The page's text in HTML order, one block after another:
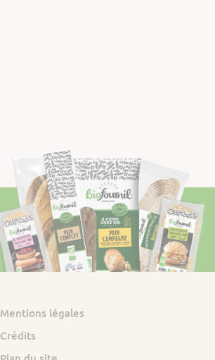
Mentions légales
Crédits